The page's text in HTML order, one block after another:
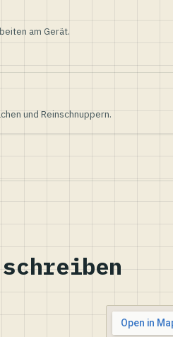
am Gerät.
und Reinschnuppern.